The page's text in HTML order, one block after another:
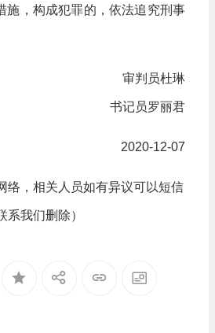
施，构成犯罪的，依法追究刑事
审判员杜琳
书记员罗丽君
2020-12-07
络，相关人员如有异议可以短信
系我们删除）